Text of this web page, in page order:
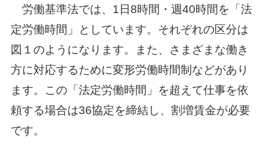
労働基準法では、1日8時間・週40時間を「法
定労働時間」としています。それぞれの区分は
図１のようになります。また、さまざまな働き
方に対応するために変形労働時間制などがあり
ます。この「法定労働時間」を超えて仕事を依
頼する場合は36協定を締結し、割増賃金が必要
です。